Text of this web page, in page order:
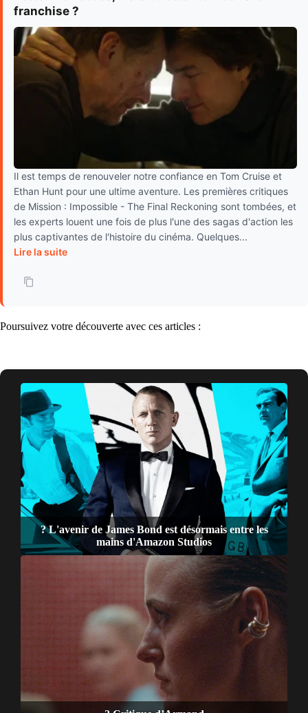
franchise ?
Il est temps de renouveler notre confiance en Tom Cruise et
Ethan Hunt pour une ultime aventure. Les premières critiques
de Mission : Impossible - The Final Reckoning sont tombées, et
les experts louent une fois de plus l'une des sagas d'action les
plus captivantes de l'histoire du cinéma. Quelques...
Lire la suite
Poursuivez votre découverte avec ces articles :
? L'avenir de James Bond est désormais entre les
mains d'Amazon Studios